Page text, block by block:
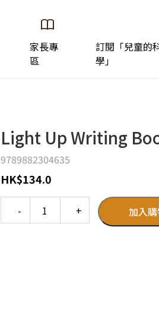
家長專
區
訂閱「兒童的
學」
Light Up Writing
9789882304635
HK$134.0
加入